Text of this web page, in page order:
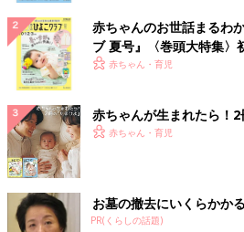
赤ちゃんのお世話まるわ
ブ 夏号』〈巻頭大特集〉
く！ おっぱい・ミルクの
赤ちゃん・育児
赤ちゃんが生まれたら！2
赤ちゃん・育児
お墓の撤去にいくらかか
PR(くらしの話題)